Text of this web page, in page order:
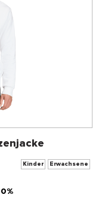
Kinder Erwachsene